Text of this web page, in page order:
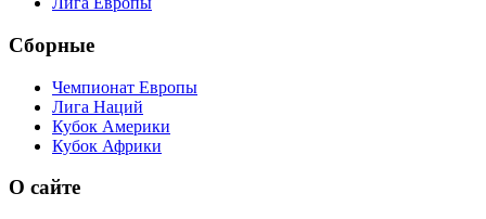
Сборные
Чемпионат Европы
Лига Наций
Кубок Америки
Кубок Африки
О сайте